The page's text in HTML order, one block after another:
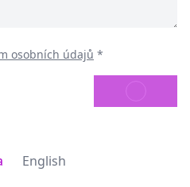
osobních údajů *
English